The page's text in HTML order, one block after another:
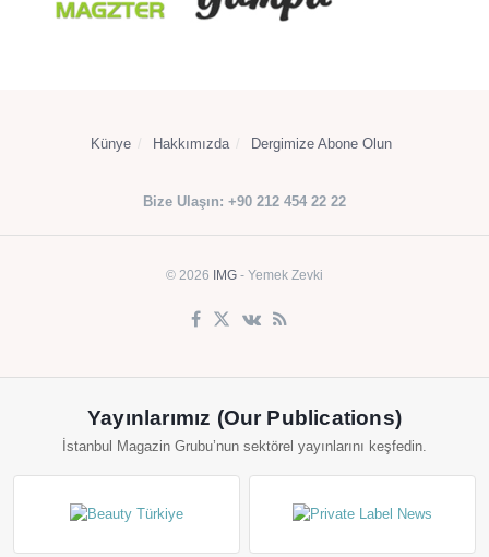
Künye Hakkımızda Dergimize Abone Olun
Bize Ulaşın: +90 212 454 22 22
© 2026 IMG - Yemek Zevki
Yayınlarımız (Our Publications)
İstanbul Magazin Grubu’nun sektörel yayınlarını keşfedin.